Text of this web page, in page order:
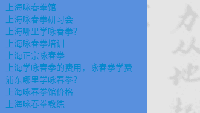
上海咏春拳馆
上海咏春拳研习会
上海哪里学咏春拳？
上海咏春拳培训
上海正宗咏春拳
上海学咏春拳的费用，咏春拳学费
浦东哪里学咏春拳？
上海咏春拳馆价格
上海咏春拳教练